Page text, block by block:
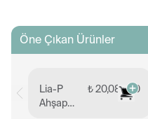
Öne Çıkan Ürünler
Lia-P
Ahşap
₺ 20,089.00